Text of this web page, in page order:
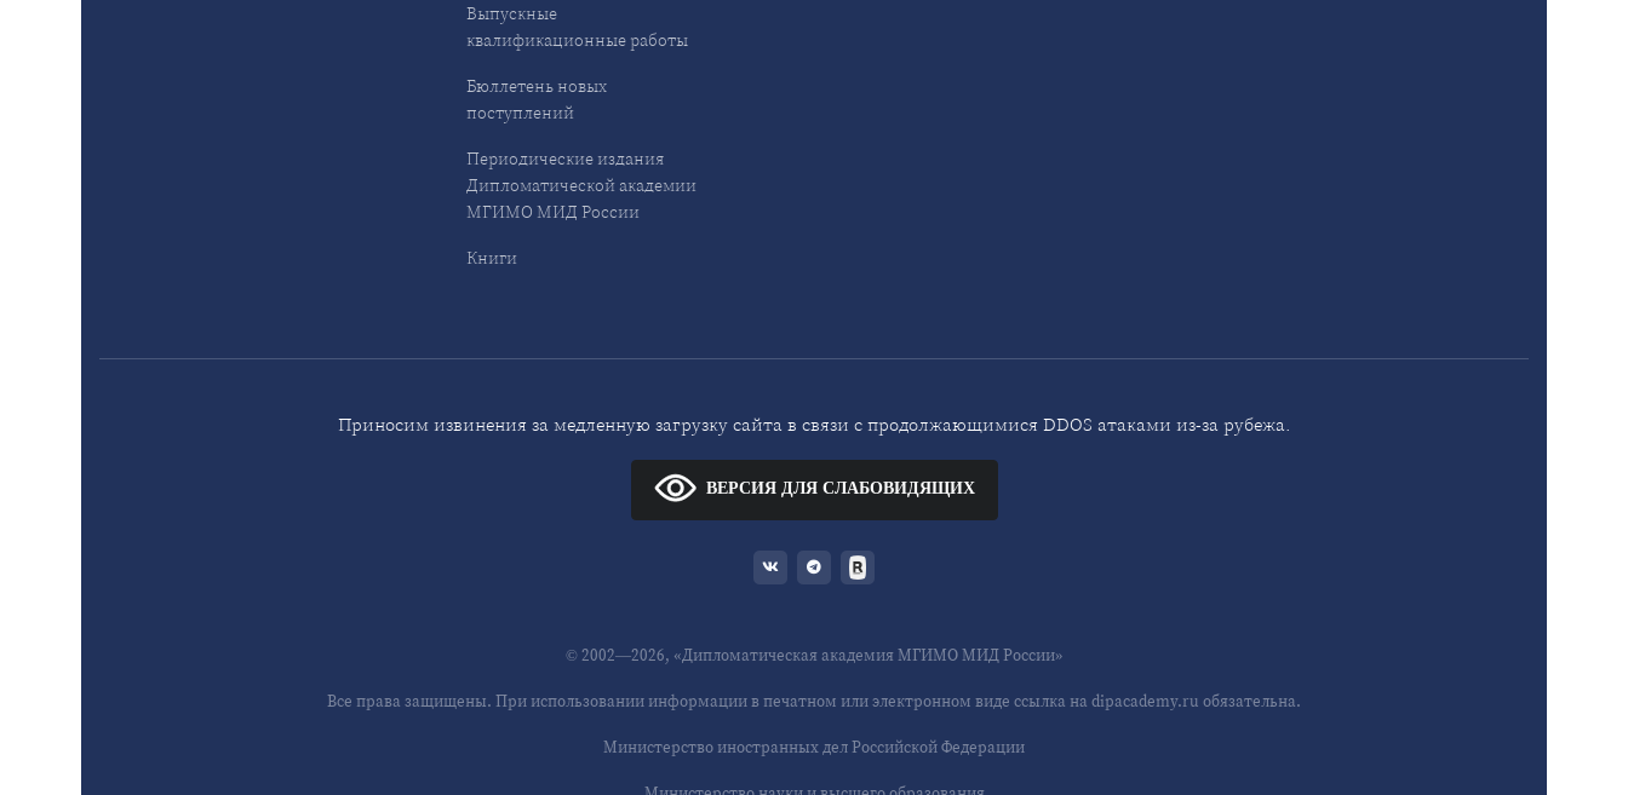
Выпускные
квалификационные работы
Бюллетень новых
поступлений
Периодические издания
Дипломатической академии
МГИМО МИД России
Книги
Приносим извинения за медленную загрузку сайта в связи с продолжающимися DDOS атаками из-за рубежа.
ВЕРСИЯ ДЛЯ СЛАБОВИДЯЩИХ
© 2002—2026, «Дипломатическая академия МГИМО МИД России»
Все права защищены. При использовании информации в печатном или электронном виде ссылка на dipacademy.ru обязательна.
Министерство иностранных дел Российской Федерации